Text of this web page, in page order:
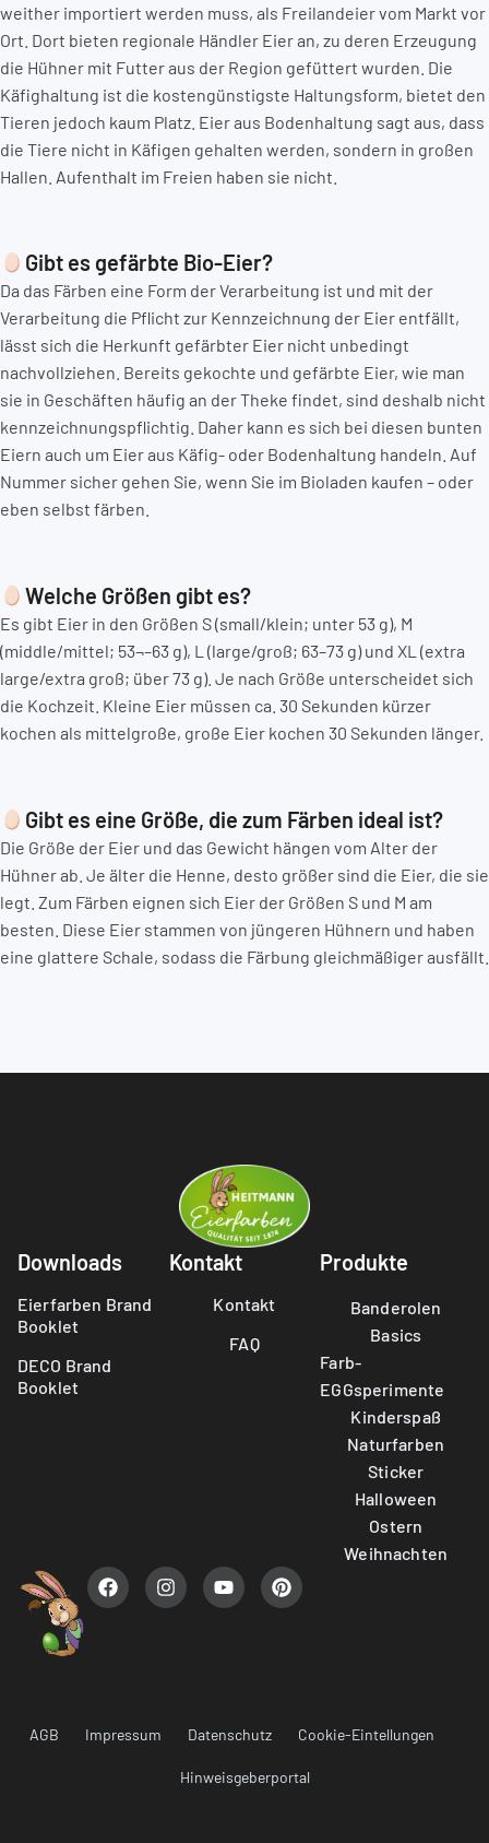
weither importiert werden muss, als Freilandeier vom Markt vor
Ort. Dort bieten regionale Händler Eier an, zu deren Erzeugung
die Hühner mit Futter aus der Region gefüttert wurden. Die
Käfighaltung ist die kostengünstigste Haltungsform, bietet den
Tieren jedoch kaum Platz. Eier aus Bodenhaltung sagt aus, dass
die Tiere nicht in Käfigen gehalten werden, sondern in großen
Hallen. Aufenthalt im Freien haben sie nicht.
Gibt es gefärbte Bio-Eier?
Da das Färben eine Form der Verarbeitung ist und mit der
Verarbeitung die Pflicht zur Kennzeichnung der Eier entfällt,
lässt sich die Herkunft gefärbter Eier nicht unbedingt
nachvollziehen. Bereits gekochte und gefärbte Eier, wie man
sie in Geschäften häufig an der Theke findet, sind deshalb nicht
kennzeichnungspflichtig. Daher kann es sich bei diesen bunten
Eiern auch um Eier aus Käfig- oder Bodenhaltung handeln. Auf
Nummer sicher gehen Sie, wenn Sie im Bioladen kaufen – oder
eben selbst färben.
Welche Größen gibt es?
Es gibt Eier in den Größen S (small/klein; unter 53 g), M
(middle/mittel; 53¬–63 g), L (large/groß; 63–73 g) und XL (extra
large/extra groß; über 73 g). Je nach Größe unterscheidet sich
die Kochzeit. Kleine Eier müssen ca. 30 Sekunden kürzer
kochen als mittelgroße, große Eier kochen 30 Sekunden länger.
Gibt es eine Größe, die zum Färben ideal ist?
Die Größe der Eier und das Gewicht hängen vom Alter der
Hühner ab. Je älter die Henne, desto größer sind die Eier, die sie
legt. Zum Färben eignen sich Eier der Größen S und M am
besten. Diese Eier stammen von jüngeren Hühnern und haben
eine glattere Schale, sodass die Färbung gleichmäßiger ausfällt.
Downloads
Eierfarben Brand
Booklet
DECO Brand
Booklet
Kontakt
Kontakt
FAQ
Produkte
Banderolen
Basics
Farb-
EGGsperimente
Kinderspaß
Naturfarben
Sticker
Halloween
Ostern
Weihnachten
AGB Impressum Datenschutz Cookie-Eintellungen
Hinweisgeberportal